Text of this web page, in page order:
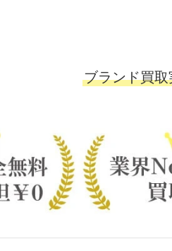
ブランド買